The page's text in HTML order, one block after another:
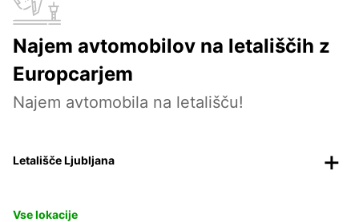
Najem avtomobilov na letališčih z
Europcarjem
Najem avtomobila na letališču!
Letališče Ljubljana
Vse lokacije